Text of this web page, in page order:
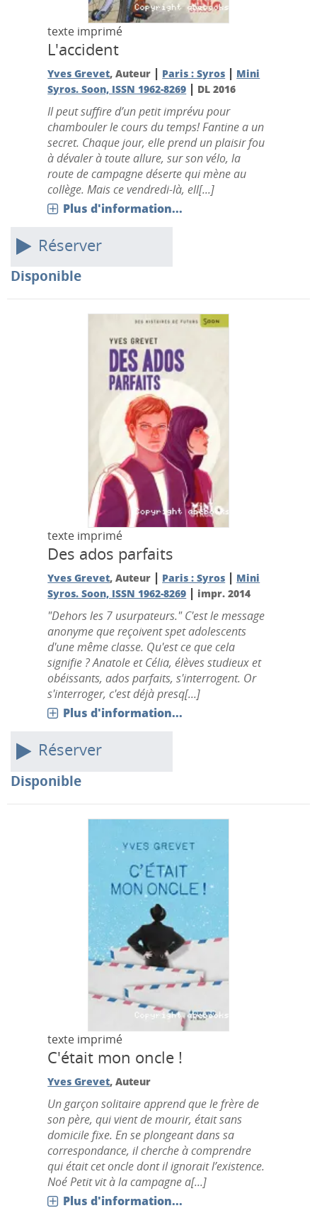
texte imprimé
L'accident
Yves Grevet, Auteur | Paris : Syros | Mini
Syros. Soon, ISSN 1962-8269 | DL 2016
Il peut suffire d’un petit imprévu pour
chambouler le cours du temps! Fantine a un
secret. Chaque jour, elle prend un plaisir fou
à dévaler à toute allure, sur son vélo, la
route de campagne déserte qui mène au
collège. Mais ce vendredi-là, ell[...]
Plus d'information...
Réserver
Disponible
texte imprimé
Des ados parfaits
Yves Grevet, Auteur | Paris : Syros | Mini
Syros. Soon, ISSN 1962-8269 | impr. 2014
"Dehors les 7 usurpateurs." C'est le message
anonyme que reçoivent spet adolescents
d'une même classe. Qu'est ce que cela
signifie ? Anatole et Célia, élèves studieux et
obéissants, ados parfaits, s'interrogent. Or
s'interroger, c'est déjà presq[...]
Plus d'information...
Réserver
Disponible
texte imprimé
C'était mon oncle !
Yves Grevet, Auteur
Un garçon solitaire apprend que le frère de
son père, qui vient de mourir, était sans
domicile fixe. En se plongeant dans sa
correspondance, il cherche à comprendre
qui était cet oncle dont il ignorait l’existence.
Noé Petit vit à la campagne a[...]
Plus d'information...